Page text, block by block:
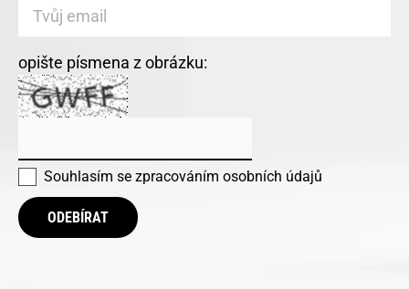
opište písmena z obrázku:
Souhlasím se zpracováním osobních údajů
ODEBÍRAT